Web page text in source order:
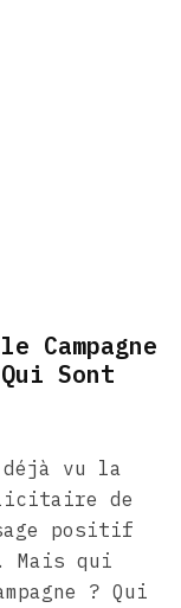
Campagne
Sont
déjà vu la
de
positif
Mais qui
? Qui